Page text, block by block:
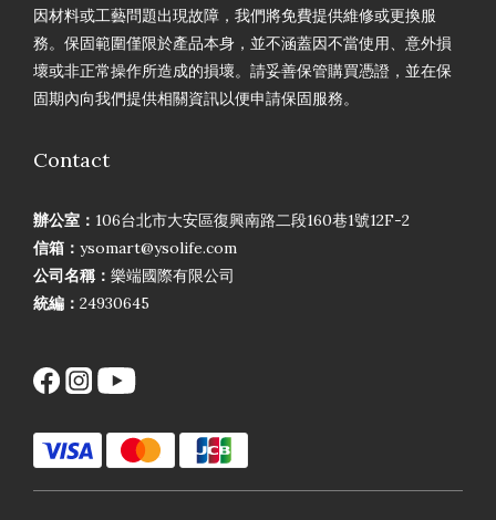
因材料或工藝問題出現故障，我們將免費提供維修或更換服
務。保固範圍僅限於產品本身，並不涵蓋因不當使用、意外損
壞或非正常操作所造成的損壞。請妥善保管購買憑證，並在保
固期內向我們提供相關資訊以便申請保固服務。
Contact
辦公室： 106台北市大安區復興南路二段160巷1號12F-2
信箱： ysomart@ysolife.com
公司名稱： 樂端國際有限公司
統編： 24930645